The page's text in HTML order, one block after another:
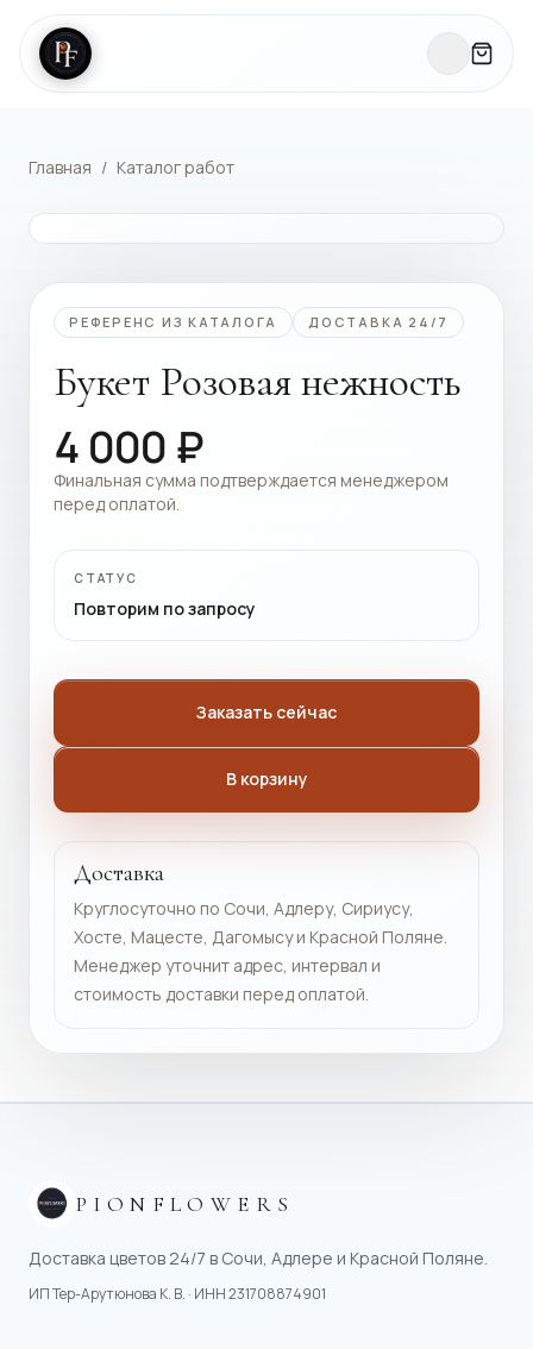
Главная / Каталог работ
РЕФЕРЕНС ИЗ КАТАЛОГА ДОСТАВКА 24/7
Букет Розовая нежность
4 000 ₽
Финальная сумма подтверждается менеджером
перед оплатой.
СТАТУС
Повторим по запросу
Заказать сейчас
В корзину
Доставка
Круглосуточно по Сочи, Адлеру, Сириусу,
Хосте, Мацесте, Дагомысу и Красной Поляне.
Менеджер уточнит адрес, интервал и
стоимость доставки перед оплатой.
PIONFLOWERS
Доставка цветов 24/7 в Сочи, Адлере и Красной Поляне.
ИП Тер-Арутюнова К. В. · ИНН231708874901